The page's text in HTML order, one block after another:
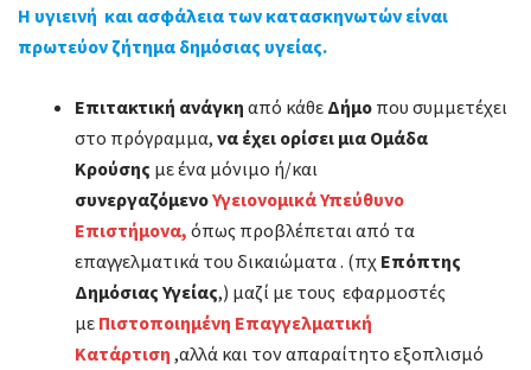
Η υγιεινή και ασφάλεια των κατασκηνωτών είναι
πρωτεύον ζήτημα δημόσιας υγείας.
Επιτακτική ανάγκη από κάθε Δήμο που συμμετέχει
στο πρόγραμμα, να έχει ορίσει μια Ομάδα
Κρούσης με ένα μόνιμο ή/και
συνεργαζόμενοΥγειονομικά Υπεύθυνο
Επιστήμονα, όπως προβλέπεται από τα
επαγγελματικά του δικαιώματα . (πχ Επόπτης
Δημόσιας Υγείας,) μαζί με τους εφαρμοστές
με Πιστοποιημένη Επαγγελματική
Κατάρτιση ,αλλά και τον απαραίτητο εξοπλισμό